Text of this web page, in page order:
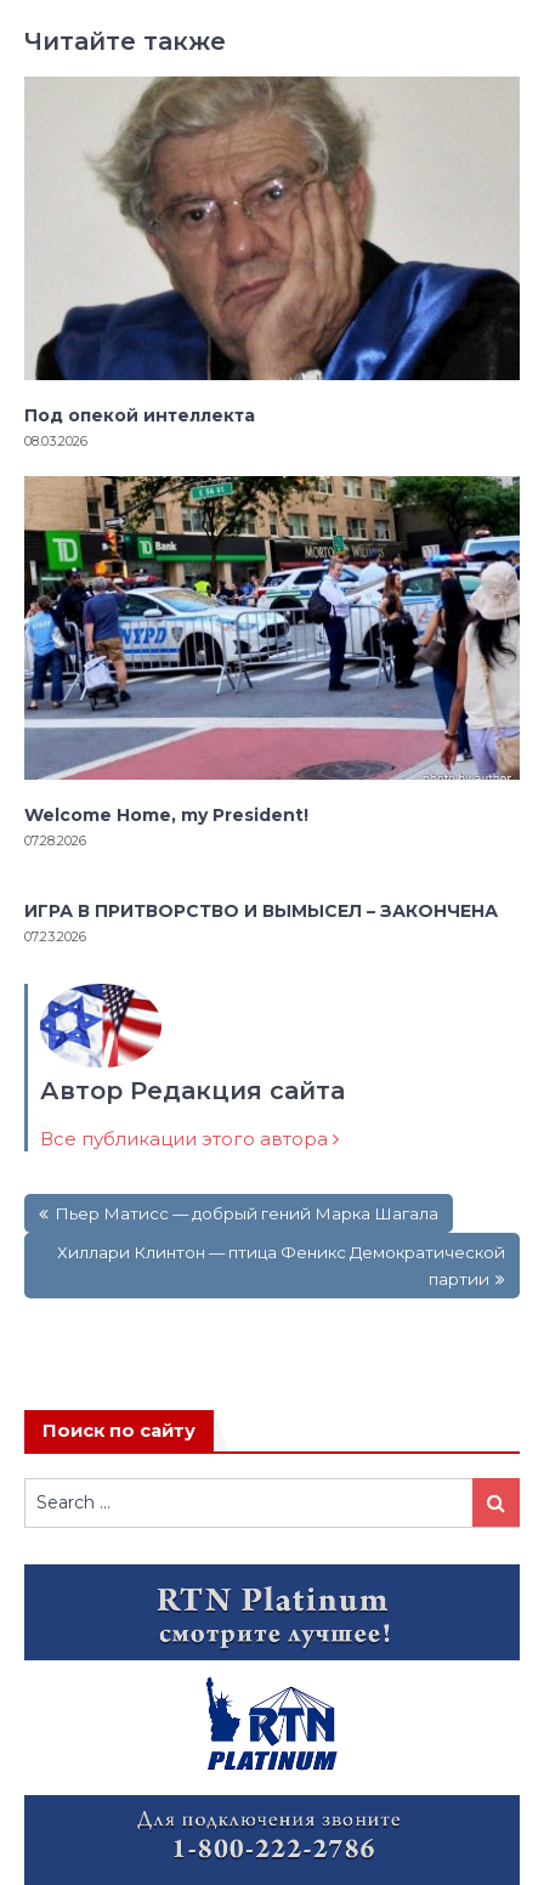
Читайте также
Под опекой интеллекта
08.03.2026
Welcome Home, my President!
07.28.2026
ИГРА В ПРИТВОРСТВО И ВЫМЫСЕЛ – ЗАКОНЧЕНА
07.23.2026
Автор Редакция сайта
Все публикации этого автора
по
записям
Пьер Матисс — добрый гений Марка Шагала
Хиллари Клинтон — птица Феникс Демократической
партии
Поиск по сайту
Search
for:
Search